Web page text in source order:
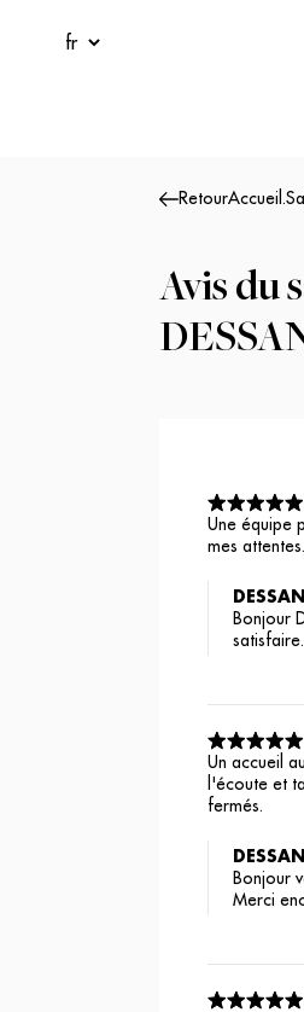
RetourAccueil .
Avis du
Une équipe
mes
Bonjour
Un accueil
l'écoute et
fermés. ️
Bonjour
Merci